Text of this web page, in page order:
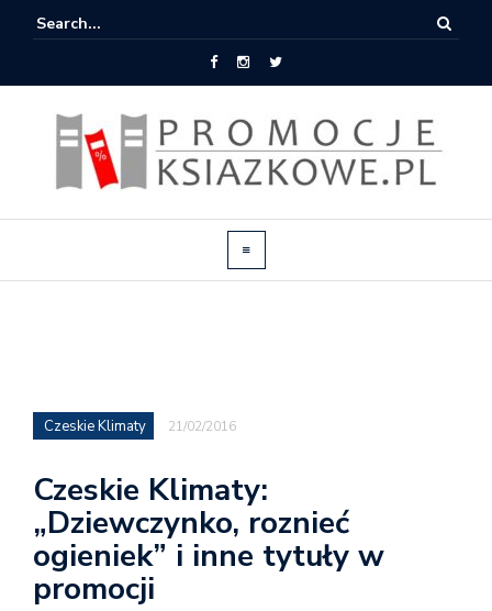
Czeskie Klimaty 21/02/2016
Czeskie Klimaty:
„Dziewczynko, roznieć
ogieniek” i inne tytuły w
promocji